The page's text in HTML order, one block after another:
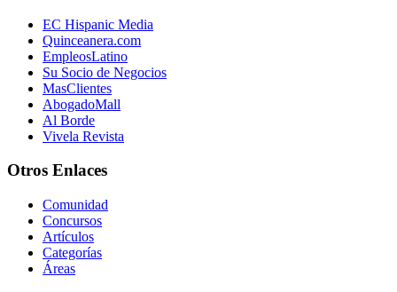
EC Hispanic Media
Quinceanera.com
EmpleosLatino
Su Socio de Negocios
MasClientes
AbogadoMall
Al Borde
Vivela Revista
Otros Enlaces
Comunidad
Concursos
Artículos
Categorías
Áreas